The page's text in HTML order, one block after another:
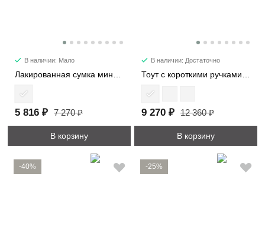
В наличии: Мало
5 816 ₽ 7 270 ₽
В корзину
В наличии: Достаточно
9 270 ₽ 12 360 ₽
В корзину
-40% -25%